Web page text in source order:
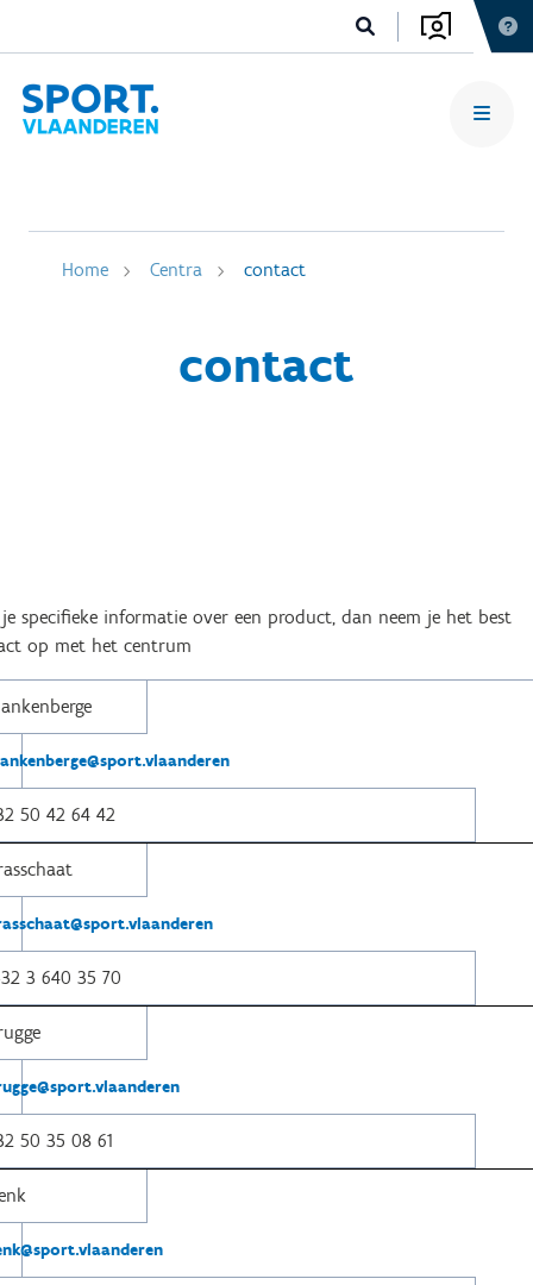
Home Centra contact
contact
je specifieke informatie over een product, dan neem je het best
op met het centrum
50 42 64 42
3 640 35 70
50 35 08 61